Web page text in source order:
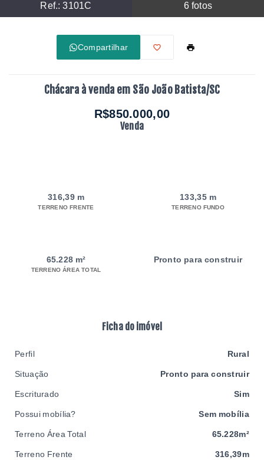
Ref.:3101C 6 fotos
Compartilhar
Chácara à venda em São João Batista/SC
R$850.000,00
Venda
316,39 m
TERRENO FRENTE
133,35 m
TERRENO FUNDO
65.228 m²
TERRENO ÁREA TOTAL
Pronto para construir
Ficha do imóvel
Perfil Rural
Situação Pronto para construir
Escriturado Sim
Possui mobília? Sem mobília
Terreno Área Total 65.228m²
Terreno Frente 316,39m